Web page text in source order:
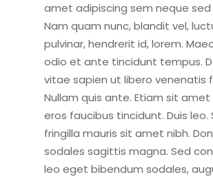
amet adipiscing sem neque sed
Nam quam nunc, blandit vel,
pulvinar, hendrerit id, lorem.
odio et ante tincidunt tempus.
vitae sapien ut libero venenatis
Nullam quis ante. Etiam sit
eros faucibus tincidunt. Duis leo.
fringilla mauris sit amet nibh.
sodales sagittis magna. Sed
leo eget bibendum sodales,